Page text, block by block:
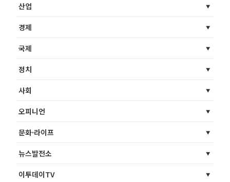
산업
경제
국제
정치
사회
오피니언
문화·라이프
뉴스발전소
이투데이TV